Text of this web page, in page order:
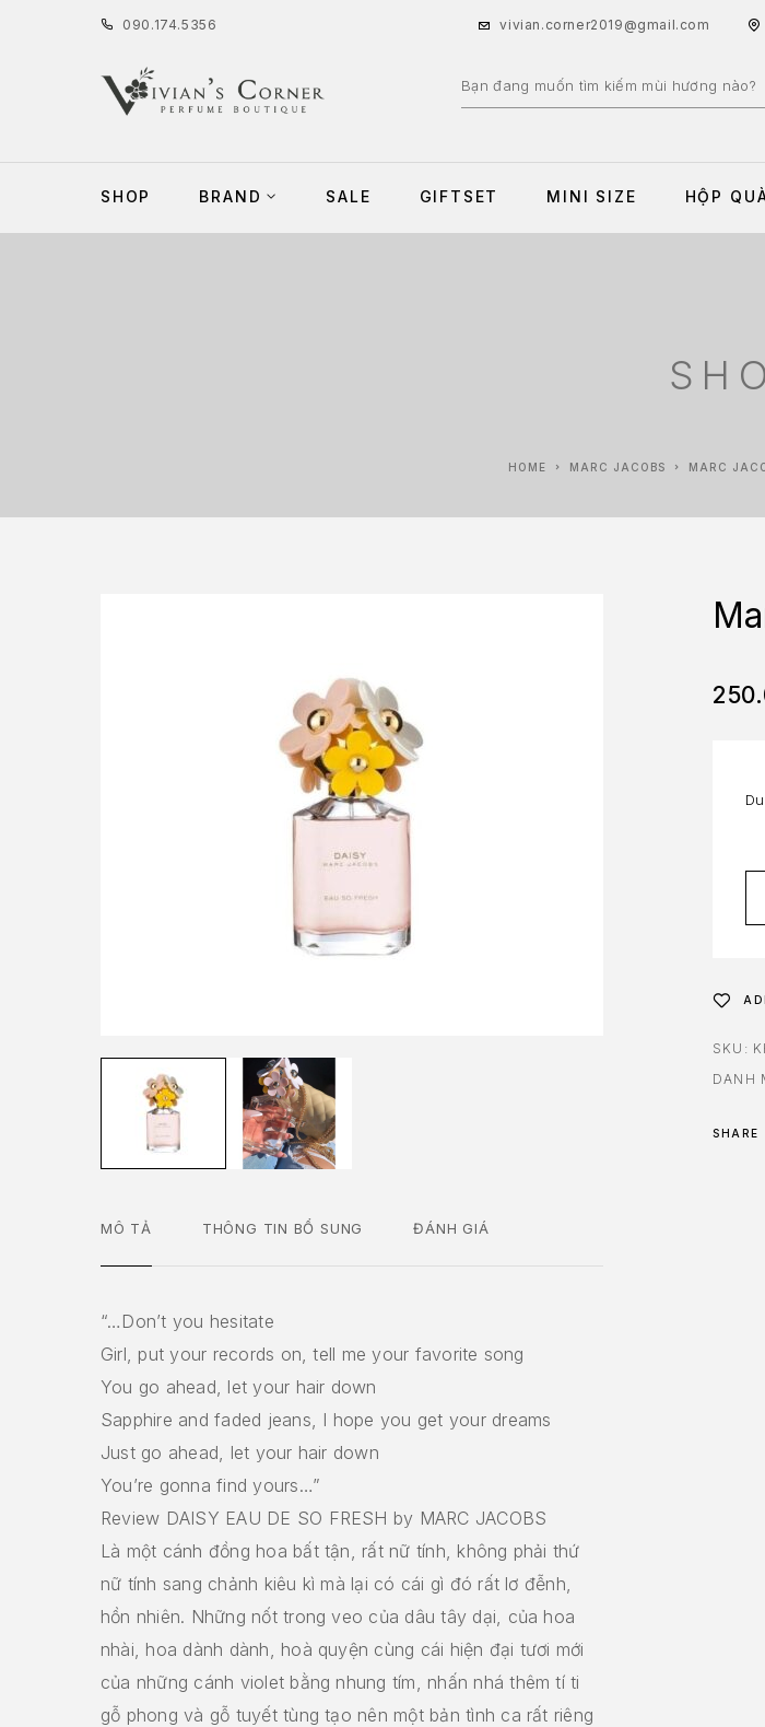
090 .174.5356 vivian.corner2019@gmail.com
SHOP BRAND SALE GIFTSET MINI SIZE HỘP
HOME MARC JACOBS MARC
MÔ TẢ THÔNG TIN BỔ SUNG ĐÁNH GIÁ
“…Don’t you hesitate
Girl, put your records on, tell me your favorite song
You go ahead, let your hair down
Sapphire and faded jeans, I hope you get your dreams
Just go ahead, let your hair down
You’re gonna find yours…”
Review DAISY EAU DE SO FRESH by MARC JACOBS
Là một cánh đồng hoa bất tận, rất nữ tính, không phải thứ
nữ tính sang chảnh kiêu kì mà lại có cái gì đó rất lơ đễnh,
hồn nhiên. Những nốt trong veo của dâu tây dại, của hoa
nhài, hoa dành dành, hoà quyện cùng cái hiện đại tươi mới
của những cánh violet bằng nhung tím, nhấn nhá thêm tí ti
gỗ phong và gỗ tuyết tùng tạo nên một bản tình ca rất riêng
SKU:
DANH
SHARE